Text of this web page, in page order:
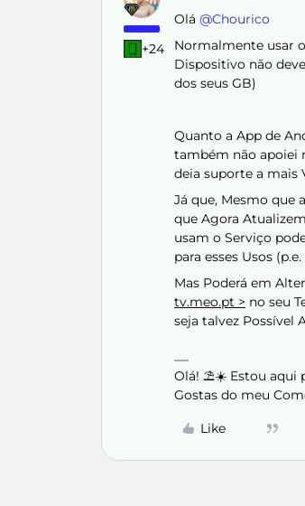
+24
Olá ​ @Chourico
Normalmente usar
Dispositivo não
dos seus GB)
Quanto a App de
também não apoiei
deia suporte a mais
Já que, Mesmo que
que Agora
usam o Serviço
para esses Usos
Mas Poderá em
tv.meo.pt > no seu
seja talvez Possível
Olá! ⛱️☀️ Estou aqui
Gostas do meu
Like